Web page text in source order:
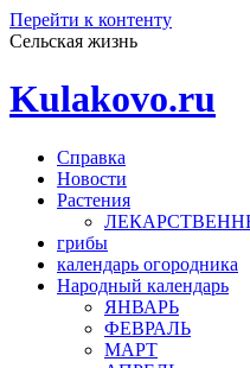
Перейти к контенту
Сельская жизнь
Kulakovo.ru
Справка
Новости
Растения
грибы
календарь огородника
Народный календарь
ЯНВАРЬ
ФЕВРАЛЬ
МАРТ